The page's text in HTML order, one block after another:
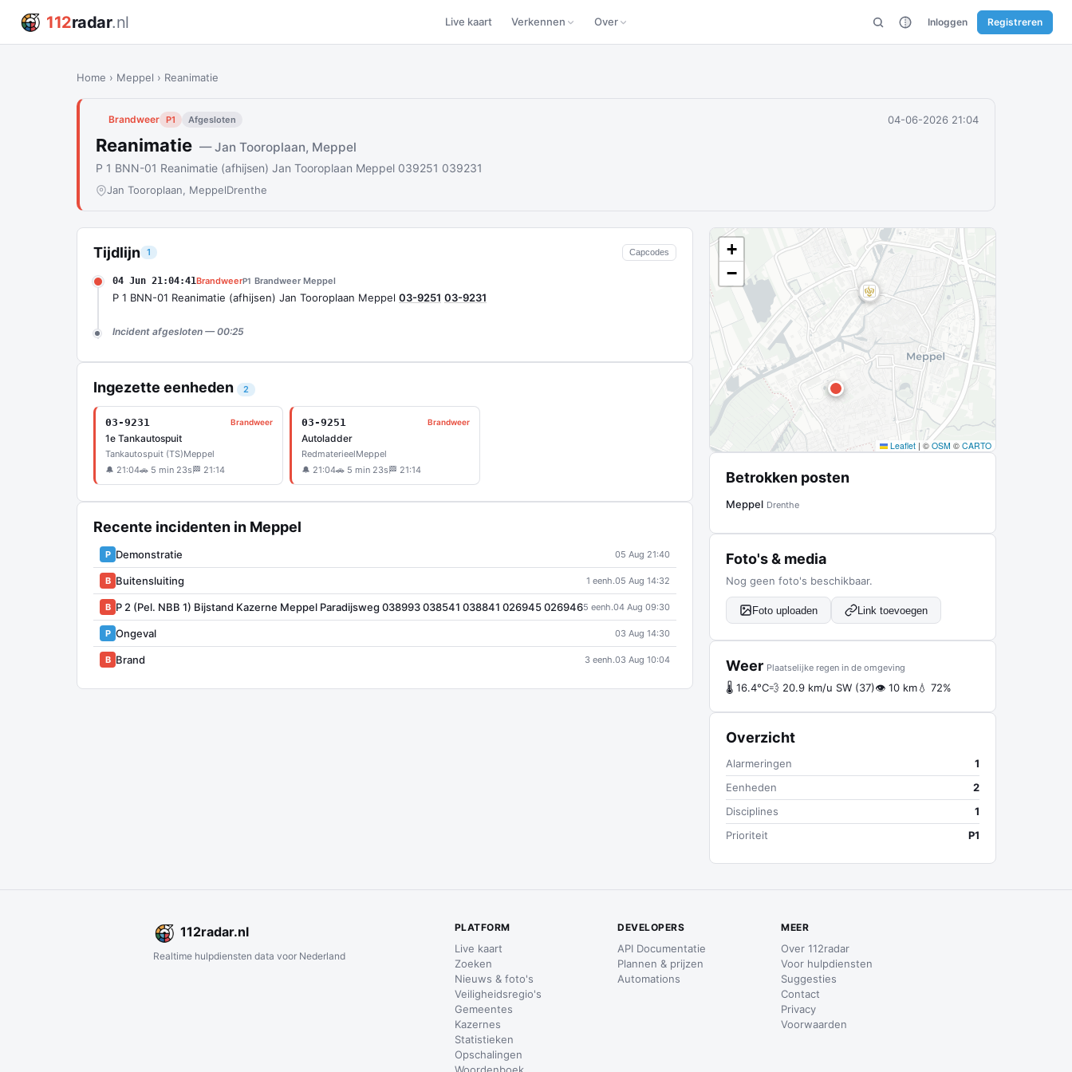
112radar.nl Live kaart Verkennen Over Inloggen Registreren
Home › Meppel › Reanimatie
Brandweer P1 Afgesloten 04-06-2026 21:04
Reanimatie — Jan Tooroplaan, Meppel
P 1 BNN-01 Reanimatie (afhijsen) Jan Tooroplaan Meppel 039251 039231
Jan Tooroplaan, MeppelDrenthe
Tijdlijn 1 Capcodes
04 Jun 21:04:41BrandweerP1 Brandweer Meppel
P 1 BNN-01 Reanimatie (afhijsen) Jan Tooroplaan Meppel 03-9251 03-9231
Incident afgesloten — 00:25
Ingezette eenheden 2
03-9231 Brandweer
1e Tankautospuit
Tankautospuit (TS)Meppel
🔔 21:04🚗 5 min 23s 🏁 21:14
03-9251 Brandweer
Autoladder
RedmaterieelMeppel
🔔 21:04🚗 5 min 23s 🏁 21:14
Recente incidenten in Meppel
P Demonstratie 05 Aug 21:40
B Buitensluiting 1 eenh.05 Aug 14:32
B P 2 (Pel. NBB 1) Bijstand Kazerne Meppel Paradijsweg 038993 038541 038841 026945 0269465 eenh.04 Aug 09:30
P Ongeval 03 Aug 14:30
B Brand 3 eenh.03 Aug 10:04
+
−
Leaflet | © OSM © CARTO
Betrokken posten
Meppel Drenthe
Foto's & media
Nog geen foto's beschikbaar.
Foto uploaden Link toevoegen
Weer Plaatselijke regen in de omgeving
🌡 16.4°C💨 20.9 km/u SW (37)👁 10 km💧 72%
Overzicht
Alarmeringen
1
Eenheden
2
Disciplines
1
Prioriteit
P1
112radar.nl
Realtime hulpdiensten data voor Nederland
PLATFORM
Live kaart
Zoeken
Nieuws & foto's
Veiligheidsregio's
Gemeentes
Kazernes
Statistieken
Opschalingen
DEVELOPERS
API Documentatie
Plannen & prijzen
Automations
MEER
Over 112radar
Voor hulpdiensten
Suggesties
Contact
Privacy
Voorwaarden